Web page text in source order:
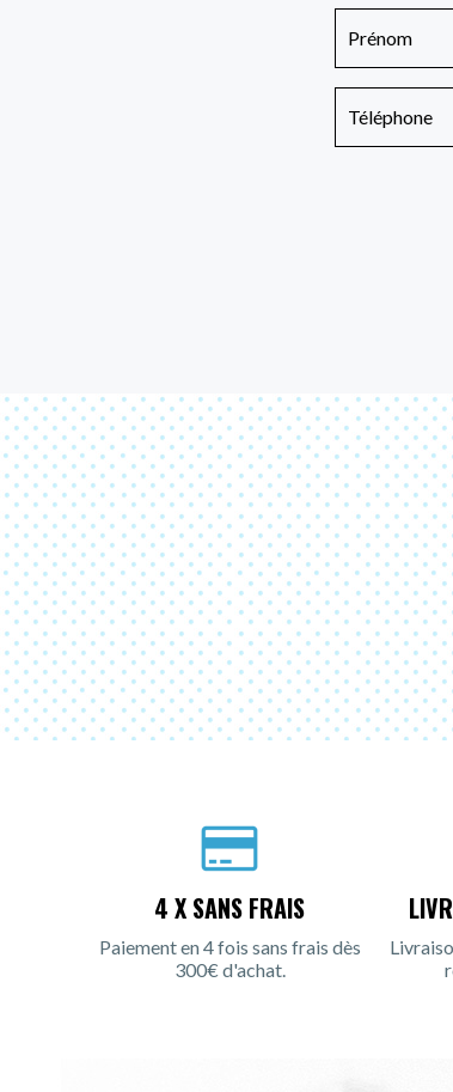
4 X SANS FRAIS
Paiement en 4 fois sans frais dès
300€ d'achat.